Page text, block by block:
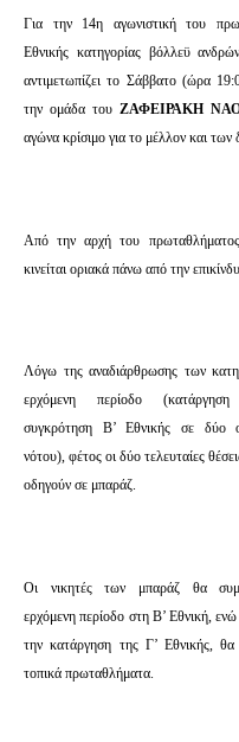
Για την 14η αγωνιστική του
Εθνικής κατηγορίας βόλλεϋ
αντιμετωπίζει το Σάββατο (ώρα
την ομάδα του ΖΑΦΕΙΡΑΚΗ
αγώνα κρίσιμο για το μέλλον και
Από την αρχή του
κινείται οριακά πάνω από την
Λόγω της αναδιάρθρωσης των
ερχόμενη περίοδο
συγκρότηση Β’ Εθνικής σε δύο
νότου), φέτος οι δύο τελευταίες
οδηγούν σε μπαράζ.
Οι νικητές των μπαράζ θα
ερχόμενη περίοδο στη Β’ Εθνική, ενώ
την κατάργηση της Γ’ Εθνικής,
τοπικά πρωταθλήματα.